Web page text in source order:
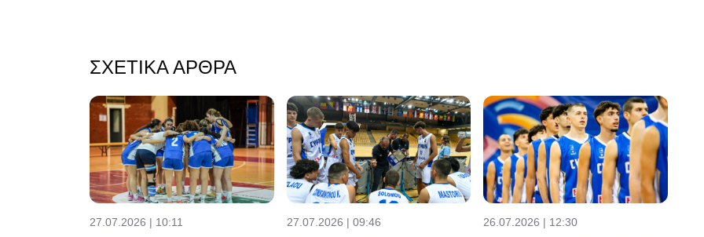
ΣΧΕΤΙΚΆ ΆΡΘΡΑ
27.07.2026 | 10:11 27.07.2026 | 09:46 26.07.2026 | 12:30